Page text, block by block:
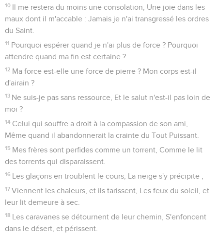
10 Il me restera du moins une consolation, Une joie dans les
maux dont il m'accable : Jamais je n'ai transgressé les ordres
du Saint.
11 Pourquoi espérer quand je n'ai plus de force ? Pourquoi
attendre quand ma fin est certaine ?
12 Ma force est-elle une force de pierre ? Mon corps est-il
d'airain ?
13 Ne suis-je pas sans ressource, Et le salut n'est-il pas loin de
moi ?
14 Celui qui souffre a droit à la compassion de son ami,
Même quand il abandonnerait la crainte du Tout Puissant.
15 Mes frères sont perfides comme un torrent, Comme le lit
des torrents qui disparaissent.
16 Les glaçons en troublent le cours, La neige s'y précipite ;
17 Viennent les chaleurs, et ils tarissent, Les feux du soleil, et
leur lit demeure à sec.
18 Les caravanes se détournent de leur chemin, S'enfoncent
dans le désert, et périssent.